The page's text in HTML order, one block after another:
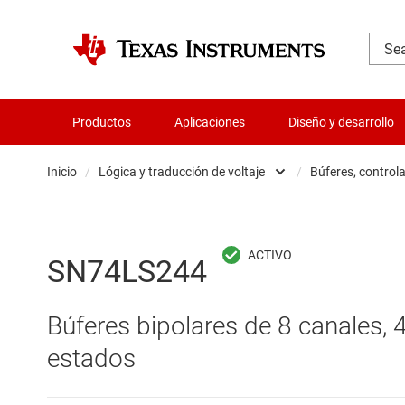
Productos Aplicaciones Diseño y desarrollo
Inicio / Lógica y traducción de voltaje
Aislamiento
Audio, háptica y piezoeléctrica
/ Búferes,
SN74LS244
Búferes bipolares de 8 canales,
estados